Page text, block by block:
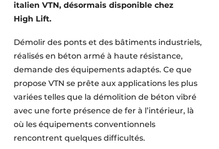
Infrastructures souterraines et égouttage
Rénovation
Sécurité incendie
Software
Techniques ferroviaires
Travaux ferroviaires
italien VTN, désormais disponible chez
High Lift.
Démolir des ponts et des bâtiments industriels,
réalisés en béton armé à haute résistance,
demande des équipements adaptés. Ce que
propose VTN se prête aux applications les plus
variées telles que la démolition de béton vibré
avec une forte présence de fer à l’intérieur, là
où les équipements conventionnels
rencontrent quelques difficultés.